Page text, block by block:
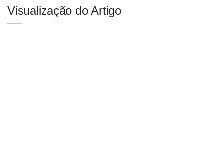
Visualização do Artigo